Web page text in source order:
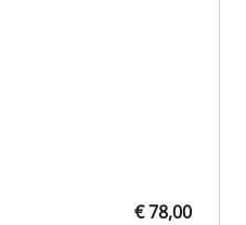
€ 78,00